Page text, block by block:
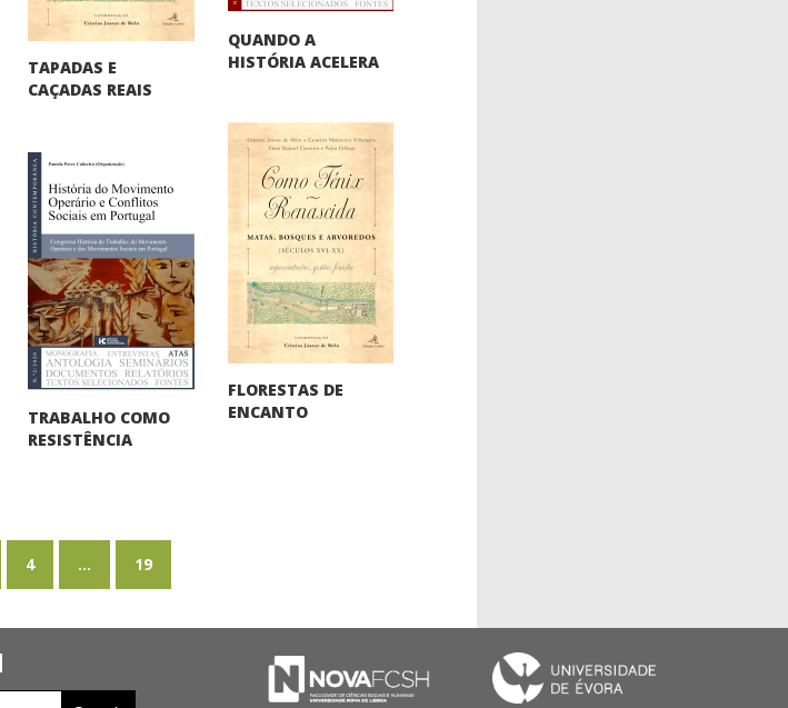
QUANDO A
HISTÓRIA ACELERA
TAPADAS E
CAÇADAS REAIS
FLORESTAS DE
ENCANTO
TRABALHO COMO
RESISTÊNCIA
4 ... 19